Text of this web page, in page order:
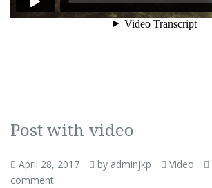
Post with video
April 28, 2017 by adminjkp Video
comment